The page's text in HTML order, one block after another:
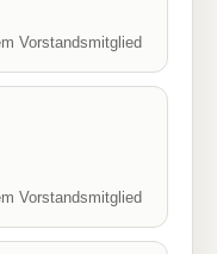
Vorstandsmitglied
Vorstandsmitglied